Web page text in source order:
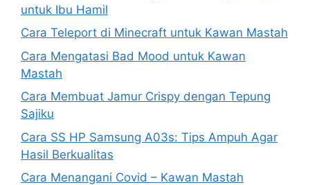
untuk Ibu Hamil
Cara Teleport di Minecraft untuk Kawan Mastah
Cara Mengatasi Bad Mood untuk Kawan
Mastah
Cara Membuat Jamur Crispy dengan Tepung
Sajiku
Cara SS HP Samsung A03s: Tips Ampuh Agar
Hasil Berkualitas
Cara Menangani Covid – Kawan Mastah